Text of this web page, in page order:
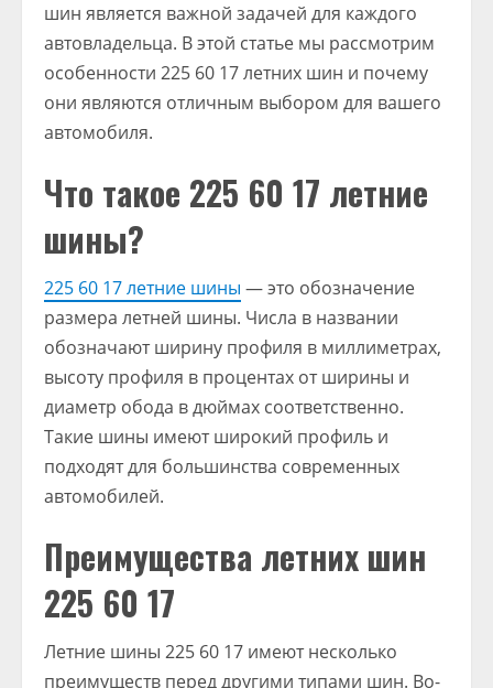
шин является важной задачей для каждого
автовладельца. В этой статье мы рассмотрим
особенности 225 60 17 летних шин и почему
они являются отличным выбором для вашего
автомобиля.
Что такое 225 60 17 летние
шины?
225 60 17 летние шины — это обозначение
размера летней шины. Числа в названии
обозначают ширину профиля в миллиметрах,
высоту профиля в процентах от ширины и
диаметр обода в дюймах соответственно.
Такие шины имеют широкий профиль и
подходят для большинства современных
автомобилей.
Преимущества летних шин
225 60 17
Летние шины 225 60 17 имеют несколько
преимуществ перед другими типами шин. Во-